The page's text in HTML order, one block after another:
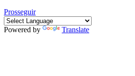
Prosseguir
Powered by Translate